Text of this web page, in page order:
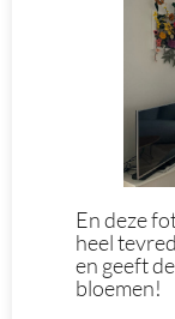
En deze
heel
en geeft
bloemen!